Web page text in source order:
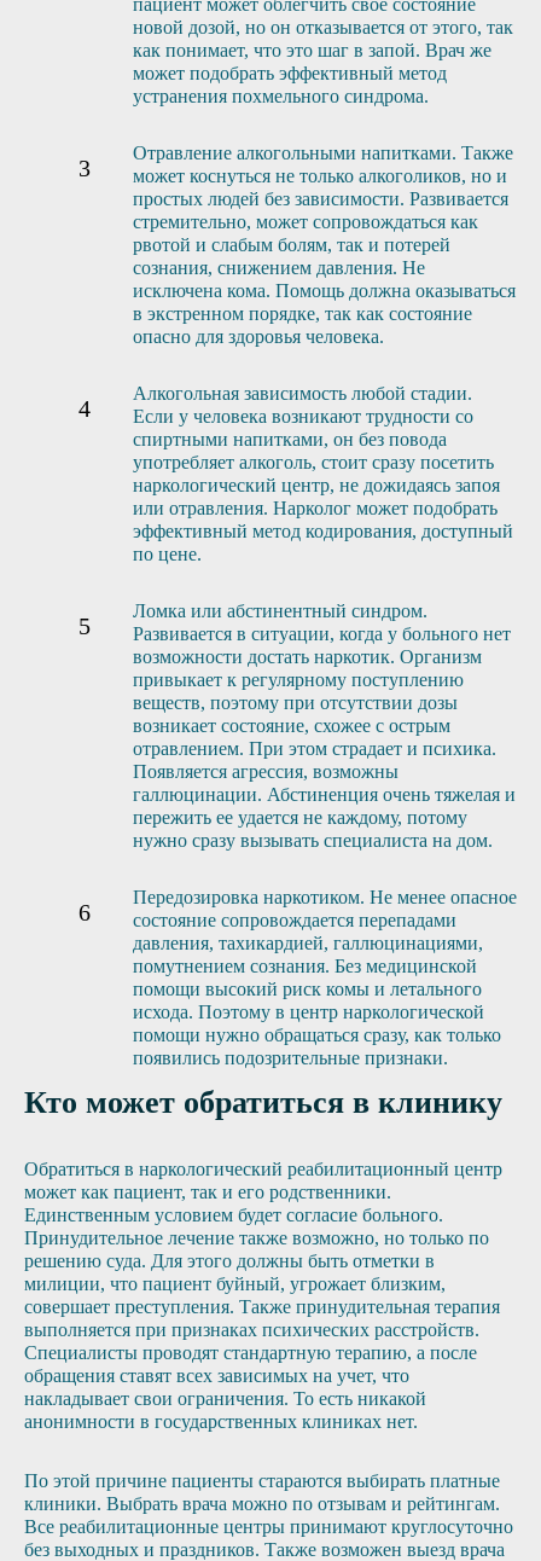
пациент может облегчить свое состояние
новой дозой, но он отказывается от этого, так
как понимает, что это шаг в запой. Врач же
может подобрать эффективный метод
устранения похмельного синдрома.
Отравление алкогольными напитками. Также
может коснуться не только алкоголиков, но и
простых людей без зависимости. Развивается
стремительно, может сопровождаться как
рвотой и слабым болям, так и потерей
сознания, снижением давления. Не
исключена кома. Помощь должна оказываться
в экстренном порядке, так как состояние
опасно для здоровья человека.
Алкогольная зависимость любой стадии.
Если у человека возникают трудности со
спиртными напитками, он без повода
употребляет алкоголь, стоит сразу посетить
наркологический центр, не дожидаясь запоя
или отравления. Нарколог может подобрать
эффективный метод кодирования, доступный
по цене.
Ломка или абстинентный синдром.
Развивается в ситуации, когда у больного нет
возможности достать наркотик. Организм
привыкает к регулярному поступлению
веществ, поэтому при отсутствии дозы
возникает состояние, схожее с острым
отравлением. При этом страдает и психика.
Появляется агрессия, возможны
галлюцинации. Абстиненция очень тяжелая и
пережить ее удается не каждому, потому
нужно сразу вызывать специалиста на дом.
Передозировка наркотиком. Не менее опасное
состояние сопровождается перепадами
давления, тахикардией, галлюцинациями,
помутнением сознания. Без медицинской
помощи высокий риск комы и летального
исхода. Поэтому в центр наркологической
помощи нужно обращаться сразу, как только
появились подозрительные признаки.
Кто может обратиться в клинику
Обратиться в наркологический реабилитационный центр
может как пациент, так и его родственники.
Единственным условием будет согласие больного.
Принудительное лечение также возможно, но только по
решению суда. Для этого должны быть отметки в
милиции, что пациент буйный, угрожает близким,
совершает преступления. Также принудительная терапия
выполняется при признаках психических расстройств.
Специалисты проводят стандартную терапию, а после
обращения ставят всех зависимых на учет, что
накладывает свои ограничения. То есть никакой
анонимности в государственных клиниках нет.
По этой причине пациенты стараются выбирать платные
клиники. Выбрать врача можно по отзывам и рейтингам.
Все реабилитационные центры принимают круглосуточно
без выходных и праздников. Также возможен выезд врача